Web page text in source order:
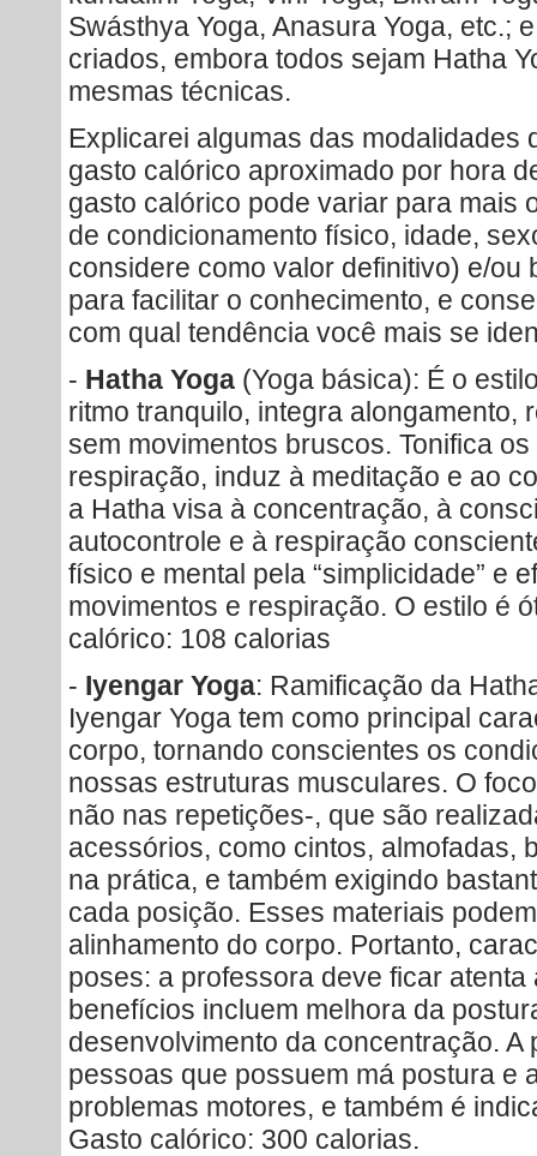
Swásthya Yoga, Anasura Yoga, etc.;
criados, embora todos sejam Hatha
mesmas técnicas.
Explicarei algumas das modalidades
gasto calórico aproximado por hora
gasto calórico pode variar para mais
de condicionamento físico, idade,
considere como valor definitivo) e/ou
para facilitar o conhecimento, e
com qual tendência você mais se
- Hatha Yoga (Yoga básica): É o
ritmo tranquilo, integra alongamento,
sem movimentos bruscos. Tonifica
respiração, induz à meditação e ao
a Hatha visa à concentração, à
autocontrole e à respiração
físico e mental pela “simplicidade” e
movimentos e respiração. O estilo é
calórico: 108 calorias
- Iyengar Yoga: Ramificação da
Iyengar Yoga tem como principal
corpo, tornando conscientes os
nossas estruturas musculares. O
não nas repetições-, que são
acessórios, como cintos, almofadas,
na prática, e também exigindo
cada posição. Esses materiais
alinhamento do corpo. Portanto,
poses: a professora deve ficar
benefícios incluem melhora da
desenvolvimento da concentração. A
pessoas que possuem má postura e
problemas motores, e também é
Gasto calórico: 300 calorias.